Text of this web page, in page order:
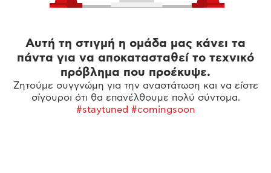
Αυτή τη στιγμή η ομάδα μας κάνει τα
πάντα για να αποκατασταθεί το τεχνικό
πρόβλημα που προέκυψε.
Ζητούμε συγγνώμη για την αναστάτωση και να είστε
σίγουροι ότι θα επανέλθουμε πολύ σύντομα.
#staytuned #comingsoon